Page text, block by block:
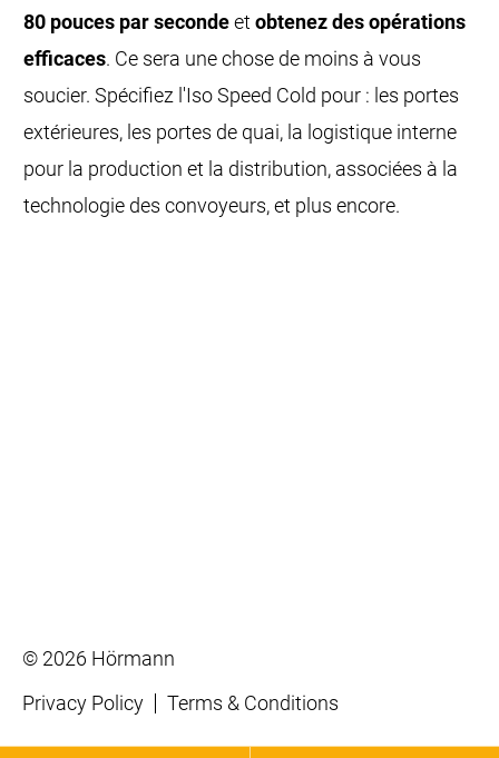
80 pouces par secondeetobtenez des opérations
efficaces. Ce sera une chose de moins à vous
soucier. Spécifiez l'Iso Speed Cold pour : les portes
extérieures, les portes de quai, la logistique interne
pour la production et la distribution, associées à la
technologie des convoyeurs, et plus encore.
© 2026 Hörmann
Privacy Policy
Terms & Conditions